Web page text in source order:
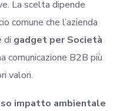
La scelta dipende
comune che l’azienda
di gadget per Società
comunicazione B2B più
valori.
impatto ambientale